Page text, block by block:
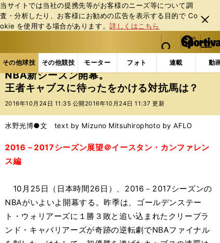
当サイトでは当社の提携先等がお客様のニーズ等について調
査・分析したり、お客様にお勧めの広告を表⽰する⽬的で Co
okie を使⽤する場合があります。詳しくはこちら
閉じ
る
web Sportiva (webスポルティーバ)
検索
マイペ
ー
ジ
メニュ
その他球技 その他競技 モーター フォト 連載 動
ス
ポ
ル
バ
その他球技の記事一覧 バスケットボール NBA
NBA新シーズン開幕。
王者キャブスに待ったをかける対抗馬は？
2016年10月24日 11:35 公開 2016年10月24日 11:37 更新
水野光博●文 text by Mizuno Mitsuhirophoto by AFLO
2016－2017シーズン展望＠イースタン・カンファレン
ス編
10月25日（日本時間26日）、2016－2017シーズンの
NBAがいよいよ開幕する。昨季は、ゴールデンステー
ト・ウォリアーズに１勝３敗と追い込まれたクリーブラ
ンド・キャバリアーズが奇跡の逆転劇でNBAファイナル